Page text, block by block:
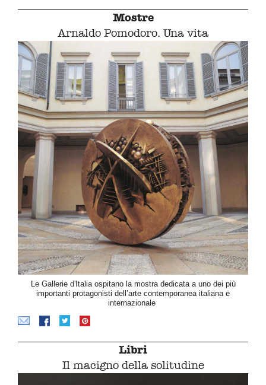
Mostre
Arnaldo Pomodoro. Una vita
Le Gallerie d'Italia ospitano la mostra dedicata a uno dei più
importanti protagonisti dell’arte contemporanea italiana e
internazionale
Libri
Il macigno della solitudine